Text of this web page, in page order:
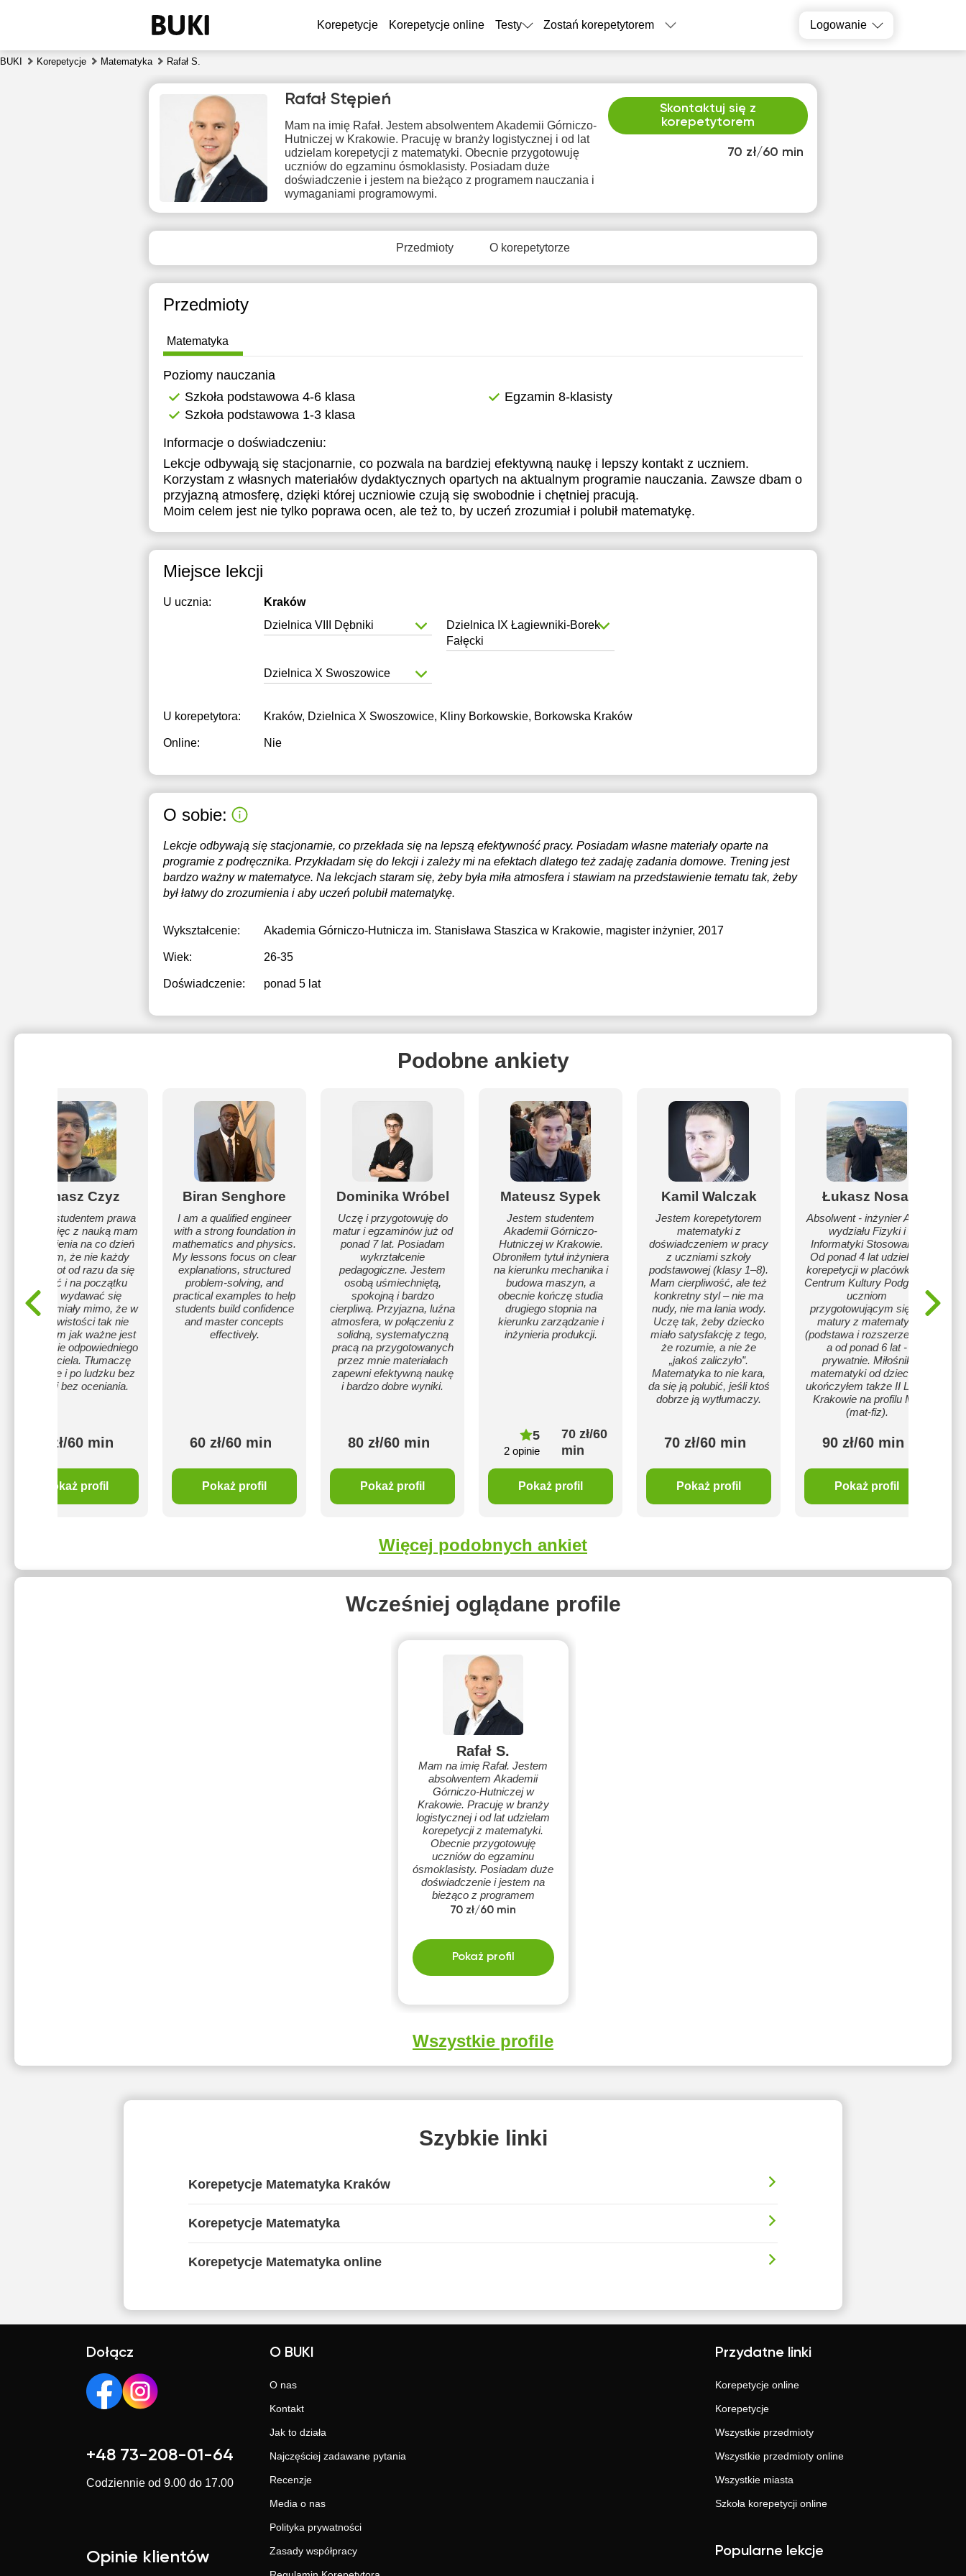
Korepetycje Korepetycje online Testy Zostań korepetytorem Logowanie
BUKI Korepetycje Matematyka Rafał S.
70 zł/60 min
Skontaktuj się z
korepetytorem
Rafał Stępień
Mam na imię Rafał. Jestem absolwentem Akademii Górniczo-
Hutniczej w Krakowie. Pracuję w branży logistycznej i od lat
udzielam korepetycji z matematyki. Obecnie przygotowuję
uczniów do egzaminu ósmoklasisty. Posiadam duże
doświadczenie i jestem na bieżąco z programem nauczania i
wymaganiami programowymi.
Przedmioty O korepetytorze
Przedmioty
Matematyka
Poziomy nauczania
Szkoła podstawowa 4-6 klasa
Egzamin 8-klasisty
Szkoła podstawowa 1-3 klasa
Informacje o doświadczeniu:
Lekcje odbywają się stacjonarnie, co pozwala na bardziej efektywną naukę i lepszy kontakt z uczniem.
Korzystam z własnych materiałów dydaktycznych opartych na aktualnym programie nauczania. Zawsze dbam o
przyjazną atmosferę, dzięki której uczniowie czują się swobodnie i chętniej pracują.
Moim celem jest nie tylko poprawa ocen, ale też to, by uczeń zrozumiał i polubił matematykę.
Miejsce lekcji
U ucznia:
Kraków
Dzielnica VIII Dębniki
Dzielnica IX Łagiewniki-Borek
Fałęcki
Dzielnica X Swoszowice
U korepetytora: Kraków, Dzielnica X Swoszowice, Kliny Borkowskie, Borkowska Kraków
Online: Nie
O sobie:
Lekcje odbywają się stacjonarnie, co przekłada się na lepszą efektywność pracy. Posiadam własne materiały oparte na
programie z podręcznika. Przykładam się do lekcji i zależy mi na efektach dlatego też zadaję zadania domowe. Trening jest
bardzo ważny w matematyce. Na lekcjach staram się, żeby była miła atmosfera i stawiam na przedstawienie tematu tak, żeby
był łatwy do zrozumienia i aby uczeń polubił matematykę.
Wykształcenie: Akademia Górniczo-Hutnicza im. Stanisława Staszica w Krakowie, magister inżynier, 2017
Wiek: 26-35
Doświadczenie: ponad 5 lat
Podobne ankiety
Tomasz Czyz
Jestem studentem prawa
na UJ, więc z nauką mam
do czynienia na co dzień
🙂 Wiem, że nie każdy
przedmiot od razu da się
załapać i na początku
może wydawać się
niezrozumiały mimo, że w
rzeczywistości tak nie
jest. Wiem jak ważne jest
posiadanie odpowiedniego
nauczyciela. Tłumaczę
spokojnie i po ludzku bez
stresu i bez oceniania.
70 zł/60 min
Pokaż profil
Biran Senghore
I am a qualified engineer
with a strong foundation in
mathematics and physics.
My lessons focus on clear
explanations, structured
problem-solving, and
practical examples to help
students build confidence
and master concepts
effectively.
60 zł/60 min
Pokaż profil
Dominika Wróbel
Uczę i przygotowuję do
matur i egzaminów już od
ponad 7 lat. Posiadam
wykrztałcenie
pedagogiczne. Jestem
osobą uśmiechniętą,
spokojną i bardzo
cierpliwą. Przyjazna, luźna
atmosfera, w połączeniu z
solidną, systematyczną
pracą na przygotowanych
przez mnie materiałach
zapewni efektywną naukę
i bardzo dobre wyniki.
80 zł/60 min
Pokaż profil
Mateusz Sypek
Jestem studentem
Akademii Górniczo-
Hutniczej w Krakowie.
Obroniłem tytuł inżyniera
na kierunku mechanika i
budowa maszyn, a
obecnie kończę studia
drugiego stopnia na
kierunku zarządzanie i
inżynieria produkcji.
5
2 opinie
70 zł/60
min
Pokaż profil
Kamil Walczak
Jestem korepetytorem
matematyki z
doświadczeniem w pracy
z uczniami szkoły
podstawowej (klasy 1–8).
Mam cierpliwość, ale też
konkretny styl – nie ma
nudy, nie ma lania wody.
Uczę tak, żeby dziecko
miało satysfakcję z tego,
że rozumie, a nie że
„jakoś zaliczyło”.
Matematyka to nie kara,
da się ją polubić, jeśli ktoś
dobrze ją wytłumaczy.
70 zł/60 min
Pokaż profil
Łukasz Nosal
Absolwent - inżynier AGH
wydziału Fizyki i
Informatyki Stosowanej.
Od ponad 4 lat udzielam
korepetycji w placówkach
Centrum Kultury Podgórza
uczniom
przygotowującym się do
matury z matematyki
(podstawa i rozszerzenie),
a od ponad 6 lat -
prywatnie. Miłośnik
matematyki od dziecka,
ukończyłem także II LO w
Krakowie na profilu M+
(mat-fiz).
90 zł/60 min
Pokaż profil
Więcej podobnych ankiet
Wcześniej oglądane profile
Rafał S.
Mam na imię Rafał. Jestem
absolwentem Akademii
Górniczo-Hutniczej w
Krakowie. Pracuję w branży
logistycznej i od lat udzielam
korepetycji z matematyki.
Obecnie przygotowuję
uczniów do egzaminu
ósmoklasisty. Posiadam duże
doświadczenie i jestem na
bieżąco z programem
nauczania i wymaganiami
70 zł/60 min
Pokaż profil
Wszystkie profile
Szybkie linki
Korepetycje Matematyka Kraków
Korepetycje Matematyka
Korepetycje Matematyka online
czw
6
pią
7
sob
8
9
10
11
12
dostępnych
17:30
19:30
20:00
20:30
21:00
17:30
21:00
17:30
19:30
21:00
Brak
dostępnych
dostępnych
dostępnych
Dołącz
+48 73-208-01-64
Codziennie od 9.00 do 17.00
Opinie klientów
O BUKI
O nas
Kontakt
Jak to działa
Najczęściej zadawane pytania
Recenzje
Media o nas
Polityka prywatności
Zasady współpracy
Przydatne linki
Korepetycje online
Korepetycje
Wszystkie przedmioty
Wszystkie przedmioty online
Wszystkie miasta
Szkoła korepetycji online
Popularne lekcje